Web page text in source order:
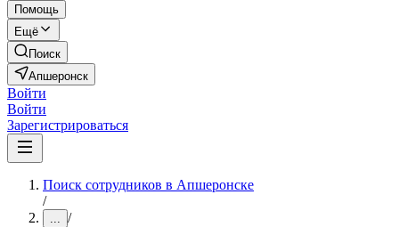
Помощь
Ещё
Поиск
Апшеронск
Войти
Войти
Зарегистрироваться
Поиск сотрудников в Апшеронске
/
... /